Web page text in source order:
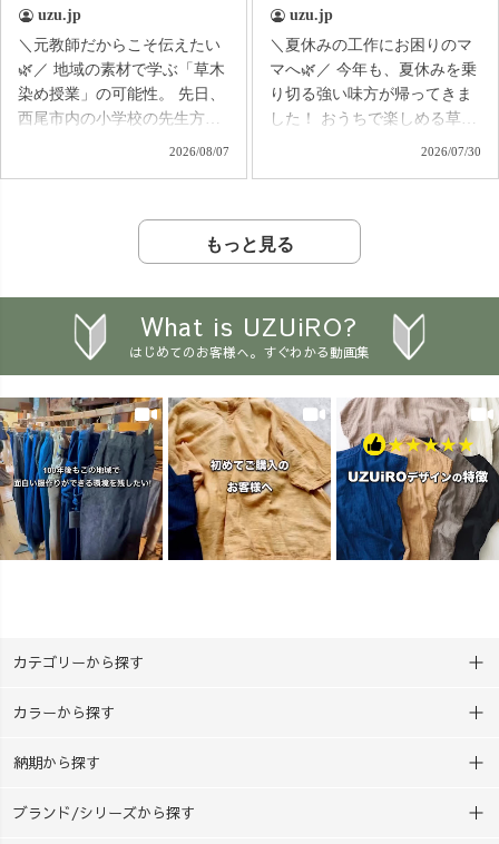
って選びたい服はさまざま。
これからのお出かけの予定に
合わせて、 「このコーデで
行こう！」と 思える着こなし
が見つかれば嬉しいです☺️ ア
で、 見逃した方もぜひゆっ
「こんなシーンのコーデも見
でお聞かせください💌
___________________________
三河発カジュアルウェアブラ
ンド。 『らしく、心地よく、
着るたび好きになる』 ——
100年後もこの地域で、面白い
服づくりを。
___________________________
_____ #アラフォーコーデ #
uzu.jp
＼元教師だからこそ伝えたい
🌿／ 地域の素材で学ぶ「草木
染め授業」の可能性。 先日、
西尾市内の小学校の先生方に
お招きいただき、 玉ねぎの皮
だ染めて楽しむだけではな
「そのまま授業で使えるこ
けの実践講座です。 実際に手
を動かしていただくと、 「わ
ぁ、きれい！」 「こんな色に
どものような笑顔に😊 草木染
めには、正解も不正解もあり
ません。 折り方や輪ゴムの留
め方、染める時間によって、
一人ひとり違う色や模様が生
まれます。 「みんな違ってい
い」 そんなことも自然に感じ
っている学校が多く、給食に
ば、それ自体が教材になりま
まうものから、 環境のこ
づくりのこと。 いろい
2026/08/07
uzu.jp
＼夏休みの工作にお困りのマ
マへ🌿／ 今年も、夏休みを乗
り切る強い味方が帰ってきま
した！ おうちで楽しめる草木
染めキットが、リニューアル
ットでしたが、 今年はなん
と、クルーの声から、ガーゼ
ハンカチ2枚セットが新登場！
り、 親子で違う模様に挑戦し
たり、 2枚あるから楽しみ方
も広がります♪ しかも、以
りました🔥 「工作の準備
が大変…」 「家が汚れそ
う…」 「最後まで完成できる
かな？」 そんな心配もで
きるだけ少なく。 用意す
るものは、たったの3つ。
『ボウル・計量カップ・お
袋の中で染めるので汚れにく
約30分で完成する、親子で
2026/07/30
もっと見る
What is UZUiRO?
はじめてのお客様へ。すぐわかる動画集
カテゴリーから探す
カラーから探す
納期から探す
ブランド/シリーズから探す